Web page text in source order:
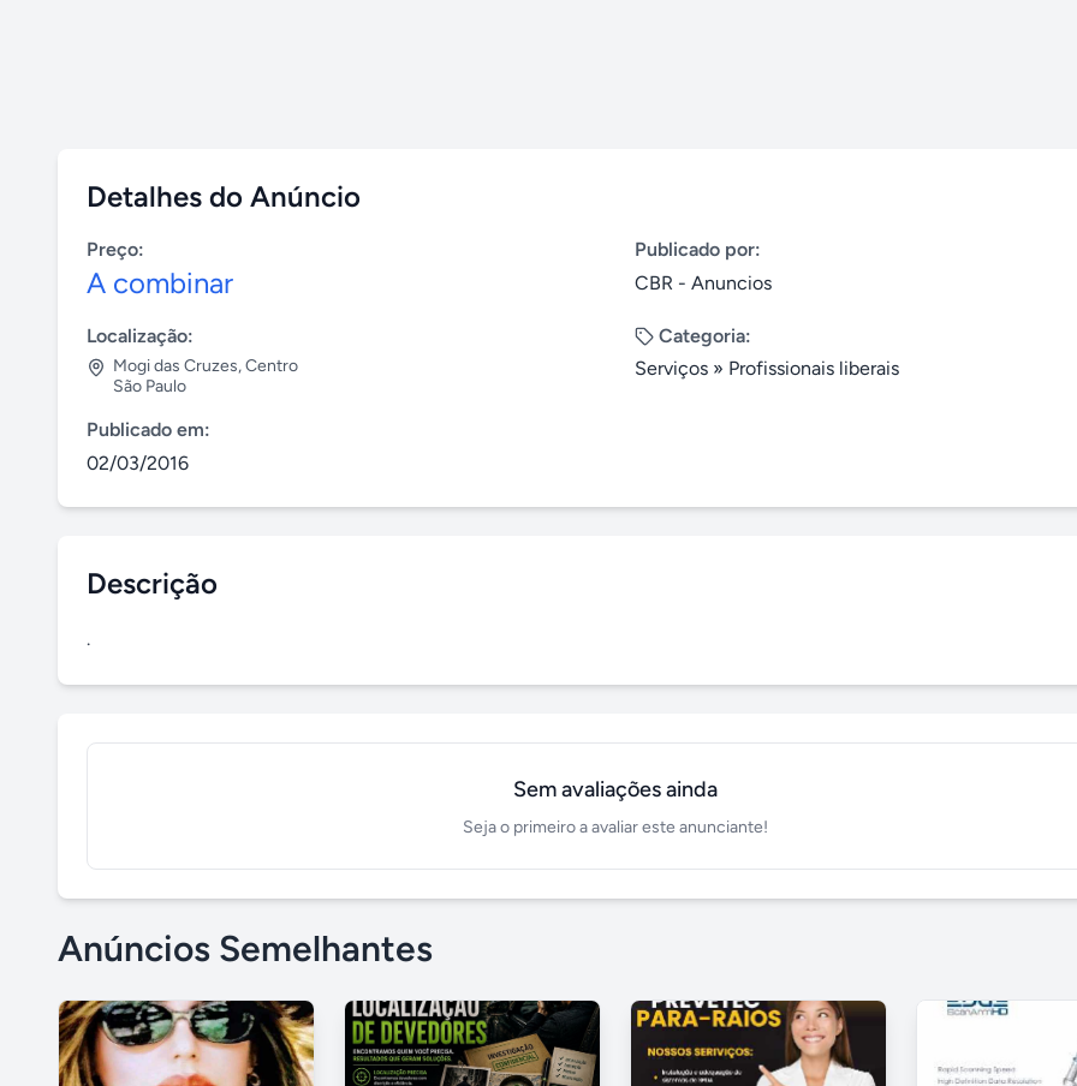
Detalhes do Anúncio
Preço:
A combinar
Publicado por:
CBR - Anuncios
Localização:
Mogi das Cruzes,Centro
São Paulo
Categoria:
Serviços » Profissionais liberais
Publicado em:
02/03/2016
Descrição
.
Sem avaliações ainda
Seja o primeiro a avaliar este anunciante!
Anúncios Semelhantes